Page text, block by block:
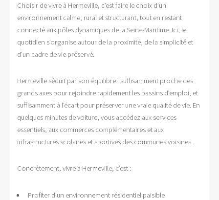
Choisir de vivre à Hermeville, c’est faire le choix d’un
environnement calme, rural et structurant, tout en restant
connecté aux pôles dynamiques de la Seine-Maritime. Ici, le
quotidien s’organise autour de la proximité, de la simplicité et
d’un cadre de vie préservé.
Hermeville séduit par son équilibre : suffisamment proche des
grands axes pour rejoindre rapidement les bassins d’emploi, et
suffisamment à l’écart pour préserver une vraie qualité de vie. En
quelques minutes de voiture, vous accédez aux services
essentiels, aux commerces complémentaires et aux
infrastructures scolaires et sportives des communes voisines.
Concrètement, vivre à Hermeville, c’est :
Profiter d’un environnement résidentiel paisible